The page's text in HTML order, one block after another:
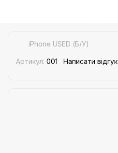
iPhone USED (Б/У)
Артикул: 001 Написати відгук